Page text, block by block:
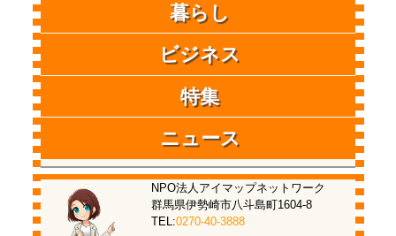
暮らし
ビジネス
特集
ニュース
NPO法人アイマップネットワーク
群馬県伊勢崎市八斗島町1604-8
TEL:0270-40-3888